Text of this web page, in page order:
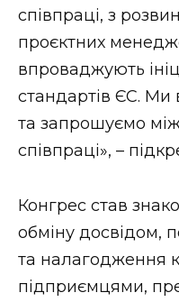
співпраці, з
проєктних
впроваджують
стандартів ЄС. Ми
та запрошуємо
співпраці», –
Конгрес став
обміну досвідом,
та налагодження
підприємцями,